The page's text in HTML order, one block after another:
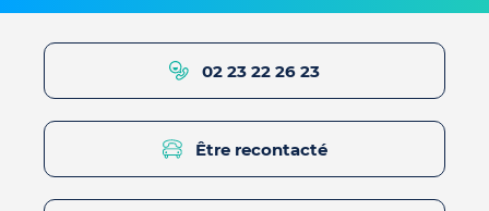
02 23 22 26 23
Être recontacté